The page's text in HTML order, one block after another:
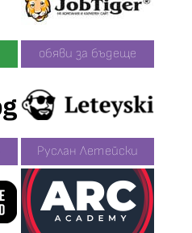
обяви за бъдеще
Руслан Летейски